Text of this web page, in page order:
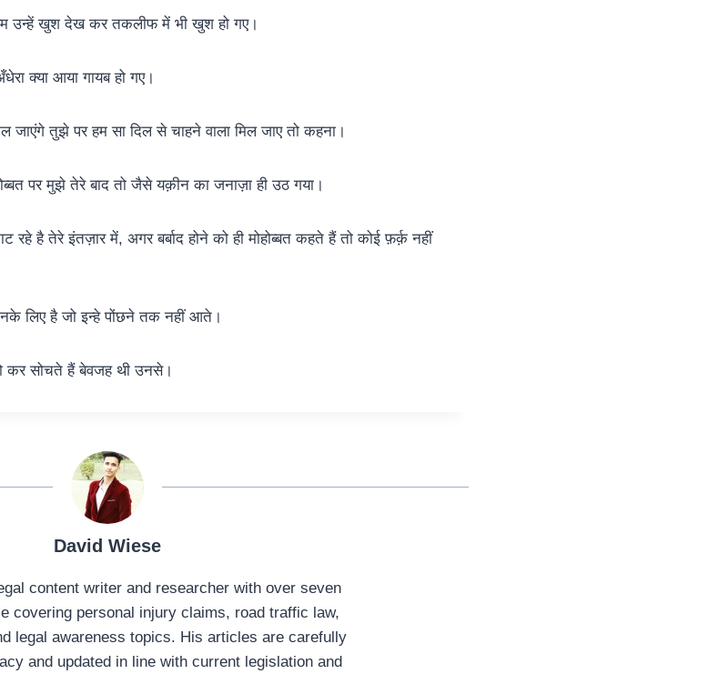
उन्हें खुश देख कर तकलीफ में भी खुश हो गए।
क्या आया गायब हो गए।
जाएंगे तुझे पर हम सा दिल से चाहने वाला मिल जाए तो कहना।
पर मुझे तेरे बाद तो जैसे यक़ीन का जनाज़ा ही उठ गया।
रहे है तेरे इंतज़ार में, अगर बर्बाद होने को ही मोहोब्बत कहते हैं तो कोई फ़र्क़ नहीं
लिए है जो इन्हे पोंछने तक नहीं आते।
कर सोचते हैं बेवजह थी उनसे।
David Wiese
content writer and researcher with over seven
covering personal injury claims, road traffic law,
legal awareness topics. His articles are carefully
and updated in line with current legislation and